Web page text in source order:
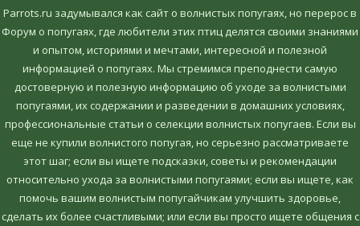
Parrots.ru задумывался как сайт о волнистых попугаях, но перерос в
Форум о попугаях, где любители этих птиц делятся своими знаниями
и опытом, историями и мечтами, интересной и полезной
информацией о попугаях. Мы стремимся преподнести самую
достоверную и полезную информацию об уходе за волнистыми
попугаями, их содержании и разведении в домашних условиях,
профессиональные статьи о селекции волнистых попугаев. Если вы
еще не купили волнистого попугая, но серьезно рассматриваете
этот шаг; если вы ищете подсказки, советы и рекомендации
относительно ухода за волнистыми попугаями; если вы ищете, как
помочь вашим волнистым попугайчикам улучшить здоровье,
сделать их более счастливыми; или если вы просто ищете общения с